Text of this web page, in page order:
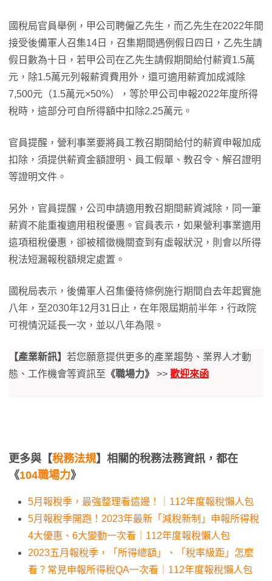
國稅局官員舉例，甲公司聘僱乙先生，而乙先生在2022年間
接受後備軍人召集14日，召集期間遇例假日四日，乙先生請
假日數為十日，若甲公司在乙先生請假期間給付薪資1.5萬
元，除1.5萬元列報薪資費用外，還可適用薪資加成減除
7,500元（1.5萬元×50%），等於甲公司申報2022年度所得
稅時，這部分可自所得額中扣除2.25萬元。
官員提醒，營利事業要將員工教召期間給付的薪資申報加成
扣除，須提供薪資金額證明、員工假單、教召令、解召證明
等證明文件。
另外，官員提醒，公司申請適用教召期間薪資減除，同一筆
薪資不能重複適用租稅優惠。官員表示，如果營利事業適用
這項租稅優惠，卻被稽徵機關查到有虛報狀況，則會以所得
稅法短漏報稅額規定處置。
國稅局表示，後備軍人召集優待條例施行期間自去年起實施
八年，至2030年12月31日止，在年限屆期前半年，行政院
可視情況延長一次，並以八年為限。
【產業新訊】 若您願意提供更多的產業趨勢、業界人才動
態、工作機會等資訊至 《職場力》 >> 歡迎來函
更多與【稅務法規】相關的稅務法務資訊，都在
《104職場力》
5月報稅季，最強整理看這邊！｜112年度報稅懶人包
5月報稅季開跑！2023年最新「減稅新制」申報所得稅
4大優惠、6大變動一次看｜112年度報稅懶人包
2023五月報稅季，「所得總額」、「稅率級距」怎麼
看？常見申報所得稅QA一次看｜112年度報稅懶人包